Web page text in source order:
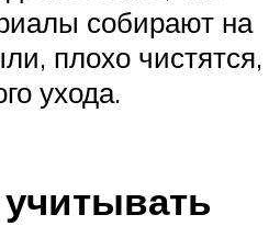
собирают на
плохо чистятся,
ухода.